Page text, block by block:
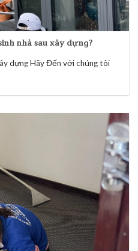
nhà sau xây dựng?
dựng Hãy Đến với chúng tôi